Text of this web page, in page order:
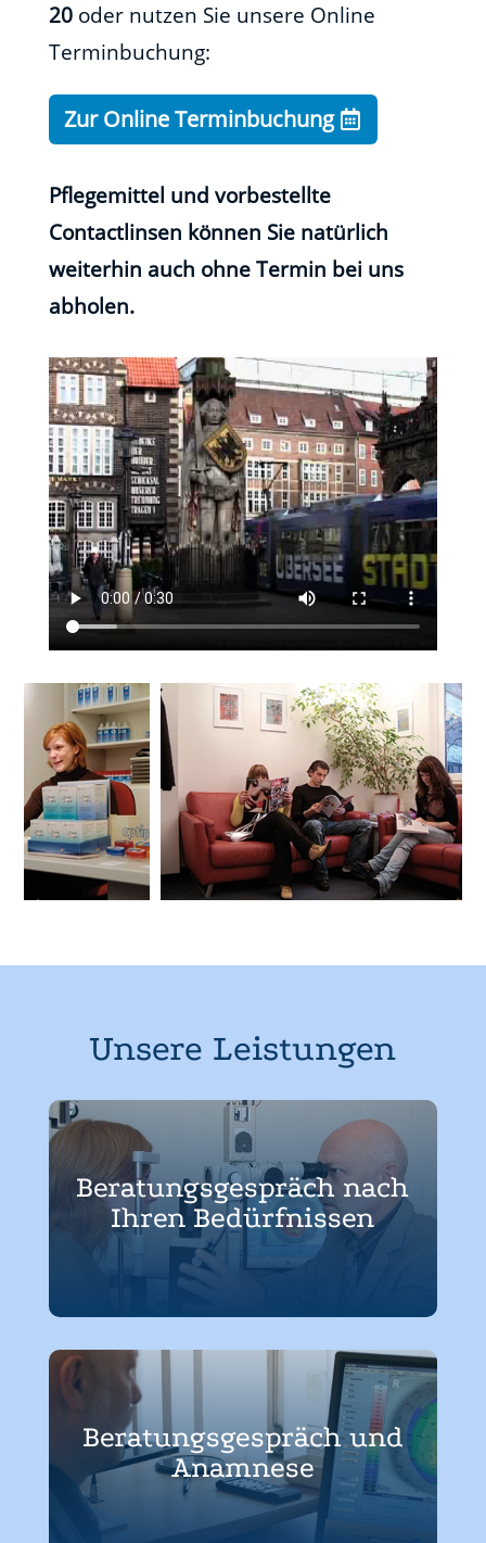
20 oder nutzen Sie unsere Online
Terminbuchung:
Zur Online Terminbuchung
Pflegemittel und vorbestellte
Contactlinsen können Sie natürlich
weiterhin auch ohne Termin bei uns
abholen.
Unsere Leistungen
Beratungs­gespräch nach
Ihren Bedürfnissen
Beratungs­gespräch und
Anamnese